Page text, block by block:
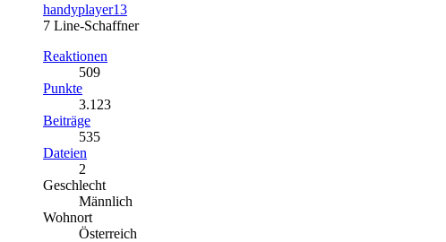
handyplayer13
7 Line-Schaffner
Reaktionen
509
Punkte
3.123
Beiträge
535
Dateien
2
Geschlecht
Männlich
Wohnort
Österreich